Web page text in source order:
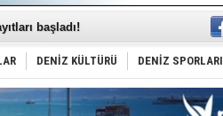
başladı!
sonuçlandı
durdurdu
tartıştı
DENİZ KÜLTÜRÜ DENİZ SPORLARI